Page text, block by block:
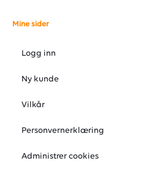
Mine sider
Logg inn
Ny kunde
Vilkår
Personvernerklæring
Administrer cookies